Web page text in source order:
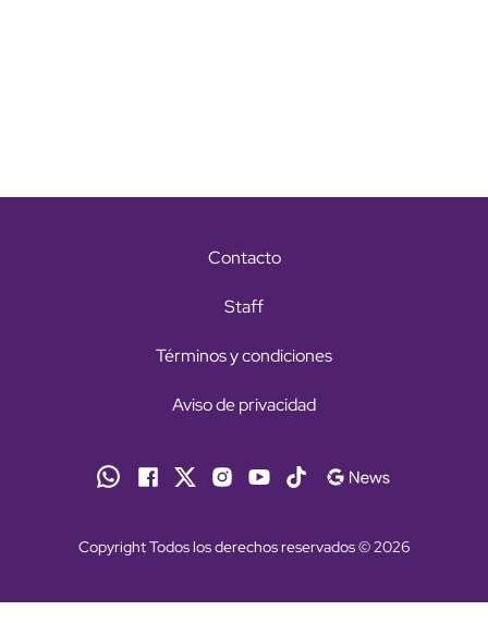
Contacto
Staff
Términos y condiciones
Aviso de privacidad
Copyright Todos los derechos reservados © 2026